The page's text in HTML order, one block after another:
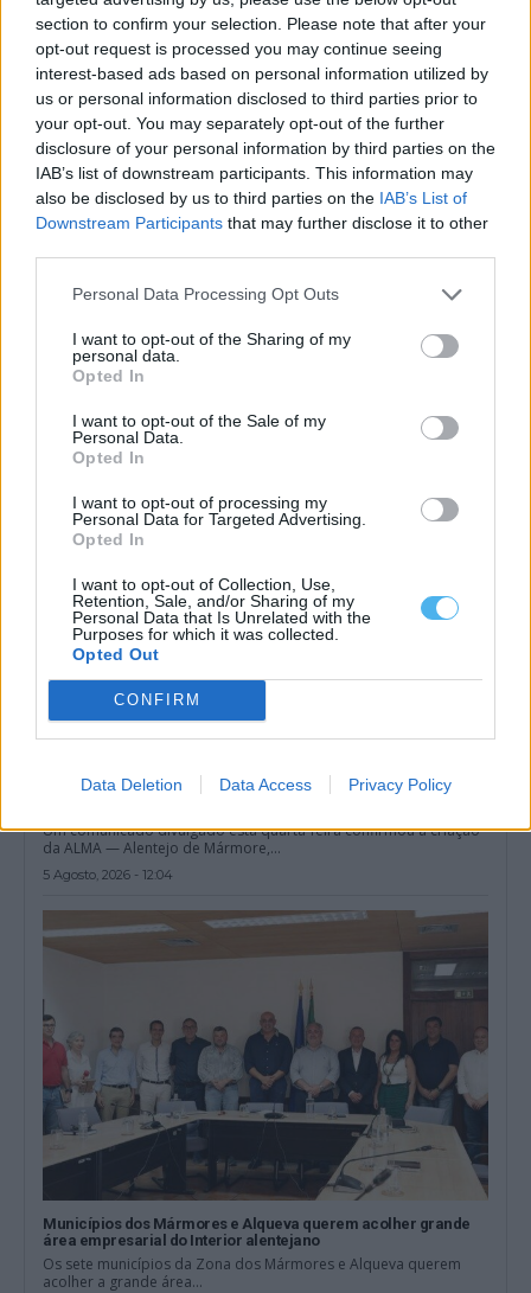
section to confirm your selection. Please note that after your
opt-out request is processed you may continue seeing
interest-based ads based on personal information utilized by
us or personal information disclosed to third parties prior to
your opt-out. You may separately opt-out of the further
disclosure of your personal information by third parties on the
IAB’s list of downstream participants. This information may
also be disclosed by us to third parties on the IAB’s List of
Downstream Participants that may further disclose it to other
Personal Data Processing Opt Outs
I want to opt-out of the Sharing of my
personal data.
Opted In
I want to opt-out of the Sale of my
Personal Data.
Opted In
I want to opt-out of processing my
Personal Data for Targeted Advertising.
Opted In
I want to opt-out of Collection, Use,
Retention, Sale, and/or Sharing of my
Personal Data that Is Unrelated with the
Purposes for which it was collected.
Opted Out
CONFIRM
Data Deletion Data Access Privacy Policy
Zona dos Mármores e Alqueva «tem todas as condições para
receber» a Grande Área de Acolhimento Empresarial do
Alentejo
receber» a Grande...
5 Agosto, 2026 - 17:10
Nova associação quer dar uma voz comum ao mármore
Um comunicado divulgado esta quarta-feira confirmou a criação
da ALMA — Alentejo de Mármore,...
5 Agosto, 2026 - 12:04
Municípios dos Mármores e Alqueva querem acolher grande
área empresarial do Interior alentejano
Os sete municípios da Zona dos Mármores e Alqueva querem
acolher a grande área...